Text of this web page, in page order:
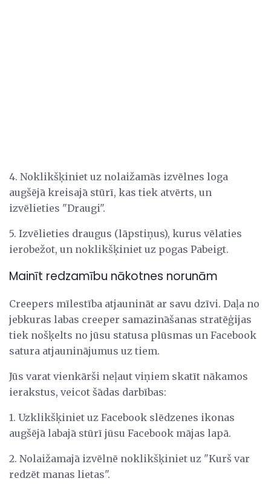
4. Noklikšķiniet uz nolaižamās izvēlnes loga
augšējā kreisajā stūrī, kas tiek atvērts, un
izvēlieties "Draugi".
5. Izvēlieties draugus (lāpstiņus), kurus vēlaties
ierobežot, un noklikšķiniet uz pogas Pabeigt.
Mainīt redzamību nākotnes norunām
Creepers mīlestība atjaunināt ar savu dzīvi. Daļa no
jebkuras labas creeper samazināšanas stratēģijas
tiek nošķelts no jūsu statusa plūsmas un Facebook
satura atjauninājumus uz tiem.
Jūs varat vienkārši neļaut viņiem skatīt nākamos
ierakstus, veicot šādas darbības:
1. Uzklikšķiniet uz Facebook slēdzenes ikonas
augšējā labajā stūrī jūsu Facebook mājas lapā.
2. Nolaižamajā izvēlnē noklikšķiniet uz "Kurš var
redzēt manas lietas".